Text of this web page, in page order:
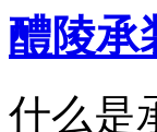
醴陵承
什么是